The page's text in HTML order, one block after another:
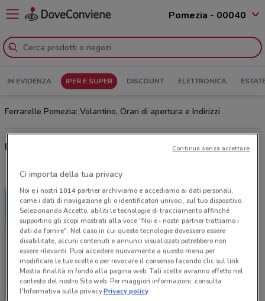
Pomezia - 00040
IN EVIDENZA IPER E SUPER DISCOUNT ELETTRONICA
Ferrarelle Pomezia: Volantino, Orari di apertura e Indirizzi
Ultime offerte del volantino Ferrarelle
Ci importa della tua privacy
Noi e i nostri 1014partner archiviamo e accediamo ai dati personali,
come i dati di navigazione gli o identificatori univoci, sul tuo dispositivo.
Selezionando Accetto, abiliti le tecnologie di tracciamento affinché
supportino gli scopi mostrati alla voce "Noi e i nostri partner trattiamo i
dati da fornire". Nel caso in cui queste tecnologie dovessero essere
disabilitate, alcuni contenuti e annunci visualizzati potrebbero non
essere rilevanti. Puoi accedere nuovamente a questo menu per
modificare le tue scelte o per revocare il consenso facendo clic sul link
Mostra finalità in fondo alla pagina web. Tali scelte avranno effetto nel
contesto del nostro Sito web. Per maggiori informazioni, consulta
l'Informativa sulla privacy.Privacy policy
Continua senza accettare